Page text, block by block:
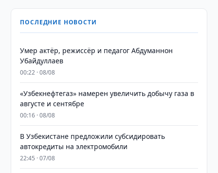
ПОСЛЕДНИЕ НОВОСТИ
Умер актёр, режиссёр и педагог Абдуманнон
Убайдуллаев
00:22 · 08/08
«Узбекнефтегаз» намерен увеличить добычу газа в
августе и сентябре
00:16 · 08/08
В Узбекистане предложили субсидировать
автокредиты на электромобили
22:45 · 07/08